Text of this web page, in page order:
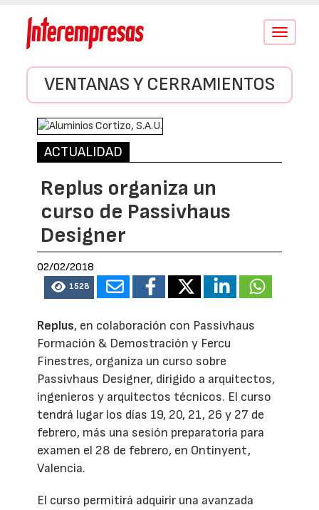
Conmutar
VENTANAS Y CERRAMIENTOS
ACTUALIDAD
Replus organiza un
curso de Passivhaus
Designer
02/02/2018
1528
Replus, en colaboración con Passivhaus
Formación & Demostración y Fercu
Finestres, organiza un curso sobre
Passivhaus Designer, dirigido a arquitectos,
ingenieros y arquitectos técnicos. El curso
tendrá lugar los días 19, 20, 21, 26 y 27 de
febrero, más una sesión preparatoria para
examen el 28 de febrero, en Ontinyent,
Valencia.
El curso permitirá adquirir una avanzada